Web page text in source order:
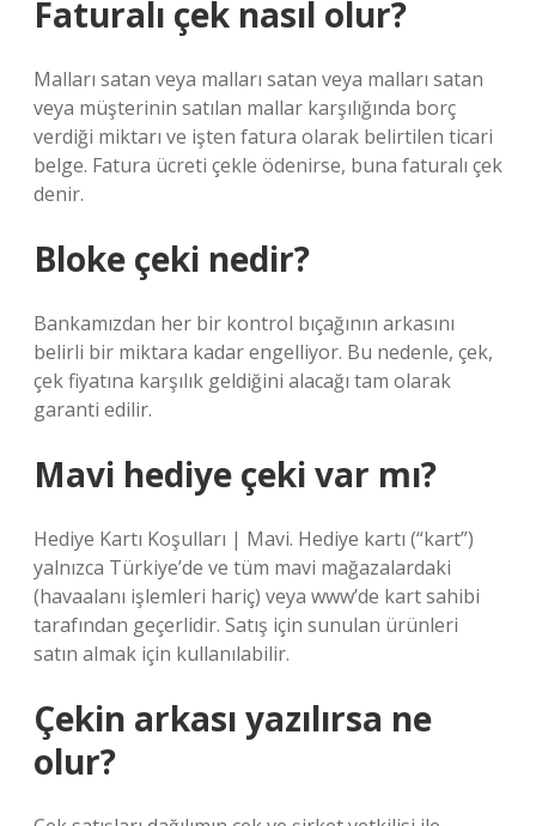
Faturalı çek nasıl olur?
Malları satan veya malları satan veya malları satan
veya müşterinin satılan mallar karşılığında borç
verdiği miktarı ve işten fatura olarak belirtilen ticari
belge. Fatura ücreti çekle ödenirse, buna faturalı çek
denir.
Bloke çeki nedir?
Bankamızdan her bir kontrol bıçağının arkasını
belirli bir miktara kadar engelliyor. Bu nedenle, çek,
çek fiyatına karşılık geldiğini alacağı tam olarak
garanti edilir.
Mavi hediye çeki var mı?
Hediye Kartı Koşulları | Mavi. Hediye kartı (“kart”)
yalnızca Türkiye’de ve tüm mavi mağazalardaki
(havaalanı işlemleri hariç) veya www’de kart sahibi
tarafından geçerlidir. Satış için sunulan ürünleri
satın almak için kullanılabilir.
Çekin arkası yazılırsa ne
olur?